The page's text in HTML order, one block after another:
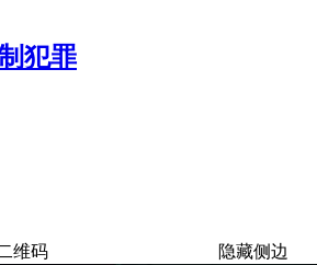
犯罪
维码 隐藏侧边